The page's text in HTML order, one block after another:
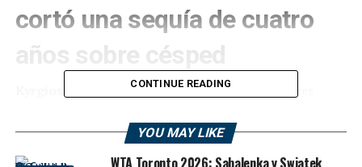
cortó una sequía de cuatro
años sobre césped
Kyrgios volvió a ganary esa es una de las mejores
australiano derrotó por 6-3 y 6-4 al francésCorentin
, octavo preclasificado del torneo, en una
CONTINUE READING
YOU MAY LIKE
WTA Toronto 2026: Sabalenka y Swiatek